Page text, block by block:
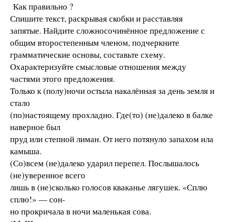
Как правильно ?
Спишите текст, раскрывая скобки и расставляя
запятые. Найдите сложносочинённое предложение с
общим второстепенным членом, подчеркните
грамматические основы, составьте схему.
Охарактеризуйте смысловые отношения между
частями этого предложения.
Только к (полу)ночи остыла накалённая за день земля и
стало
(по)настоящему прохладно. Где(то) (не)далеко в балке
наверное был
пруд или степной лиман. От него потянуло запахом ила
камыша.
(Со)всем (не)далеко ударил перепел. Послышалось
(не)уверенное всего
лишь в (не)сколько голосов кваканье лягушек. «Сплю
сплю!» — сон-
но прокричала в ночи маленькая сова.